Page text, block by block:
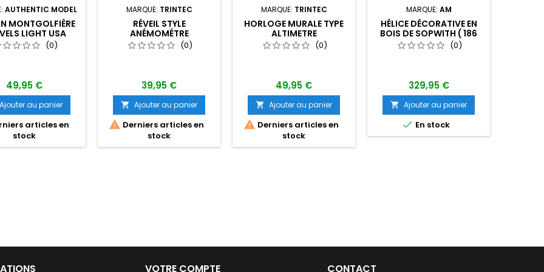
AUTHENTIC MODEL
MONTGOLFIÈRE
LIGHT USA
(0)
49,95 €
Ajouter au panier
articles en
stock
MARQUE: TRINTEC
RÉVEIL STYLE
ANÉMOMÉTRE
(0)
39,95 €
 Ajouter au panier
 Derniers articles en
stock
MARQUE: TRINTEC
HORLOGE MURALE TYPE
ALTIMETRE
(0)
49,95 €
 Ajouter au panier
 Derniers articles en
stock
MARQUE: AM
HÉLICE DÉCORATIVE EN
BOIS DE SOPWITH ( 186
CMS)
(0)
329,95 €
 Ajouter au panier
 En stock
VOTRE COMPTE CONTACT